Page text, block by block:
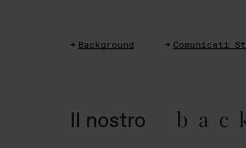
Background Comunicati
Il nostro